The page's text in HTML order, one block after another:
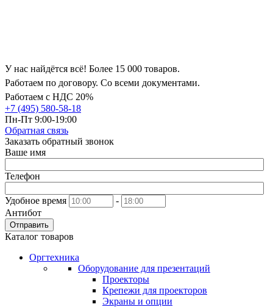
У нас найдётся всё! Более 15 000 товаров.
Работаем по договору. Со всеми документами.
Работаем с НДС 20%
+7 (495) 580-58-18
Пн-Пт 9:00-19:00
Обратная связь
Заказать обратный звонок
Ваше имя
Телефон
Удобное время
-
Антибот
Отправить
Каталог товаров
Оргтехника
Оборудование для презентаций
Проекторы
Крепежи для проекторов
Экраны и опции